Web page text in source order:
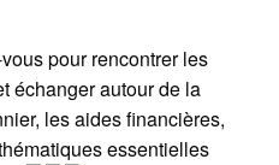
pour rencontrer les
échanger autour de la
les aides financières,
essentielles